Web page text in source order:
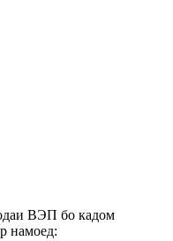
ВЭП бо кадом
намоед: